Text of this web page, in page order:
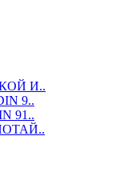
И..
9..
91..